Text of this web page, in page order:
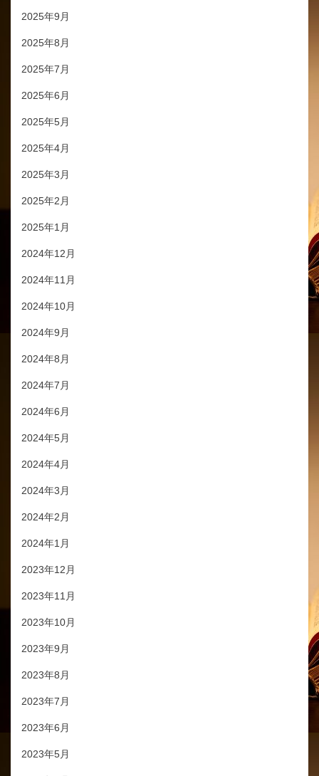
2025年9月
2025年8月
2025年7月
2025年6月
2025年5月
2025年4月
2025年3月
2025年2月
2025年1月
2024年12月
2024年11月
2024年10月
2024年9月
2024年8月
2024年7月
2024年6月
2024年5月
2024年4月
2024年3月
2024年2月
2024年1月
2023年12月
2023年11月
2023年10月
2023年9月
2023年8月
2023年7月
2023年6月
2023年5月